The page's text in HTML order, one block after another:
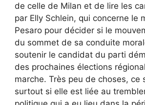
de celle de Milan et de lire les
par Elly Schlein, qui concerne le
Pesaro pour décider si le
du sommet de sa conduite
soutenir le candidat du parti
des prochaines élections
marche. Très peu de choses, ce
surtout si elle est liée au